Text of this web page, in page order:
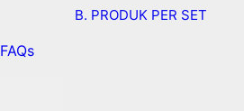
B. PRODUK PER SET
FAQs